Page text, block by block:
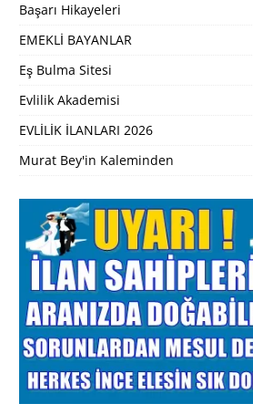
Başarı Hikayeleri
EMEKLİ BAYANLAR
Eş Bulma Sitesi
Evlilik Akademisi
EVLİLİK İLANLARI 2026
Murat Bey'in Kaleminden